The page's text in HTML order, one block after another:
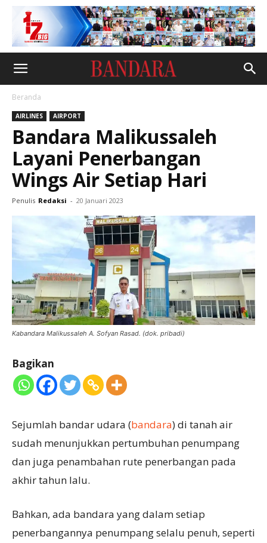
Beranda
AIRLINES AIRPORT
Bandara Malikussaleh
Layani Penerbangan
Wings Air Setiap Hari
Penulis Redaksi - 20 Januari 2023
Kabandara Malikussaleh A. Sofyan Rasad. (dok. pribadi)
Bagikan
Sejumlah bandar udara (bandara) di tanah air
sudah menunjukkan pertumbuhan penumpang
dan juga penambahan rute penerbangan pada
akhir tahun lalu.
Bahkan, ada bandara yang dalam setiap
penerbangannya penumpang selalu penuh, seperti